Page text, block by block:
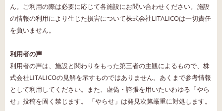
ん。ご利用の際は必要に応じて各施設にお問い合わせください。施設
の情報の利用により生じた損害について株式会社LITALICOは一切責任
を負いません。
利用者の声
利用者の声は、施設と関わりをもった第三者の主観によるもので、株
式会社LITALICOの見解を示すものではありません。あくまで参考情報
として利用してください。また、虚偽・誇張を用いたいわゆる「やら
せ」投稿を固く禁じます。 「やらせ」は発見次第厳重に対処します。